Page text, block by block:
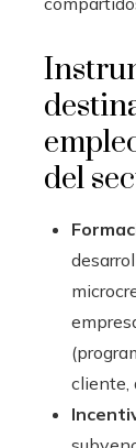
del
cliente,